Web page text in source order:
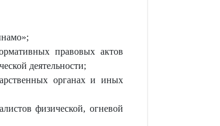
правовых актов
деятельности;
органах и иных
физической, огневой